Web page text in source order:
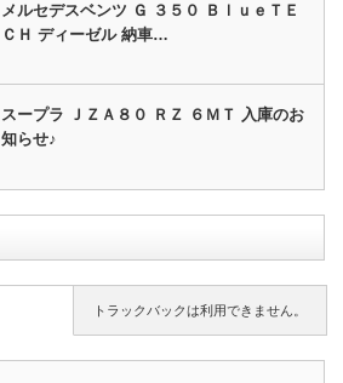
メルセデスベンツ Ｇ ３５０ ＢｌｕｅＴＥ
ＣＨ ディーゼル 納車…
スープラ ＪＺＡ８０ ＲＺ ６ＭＴ 入庫のお
知らせ♪
トラックバックは利用できません。